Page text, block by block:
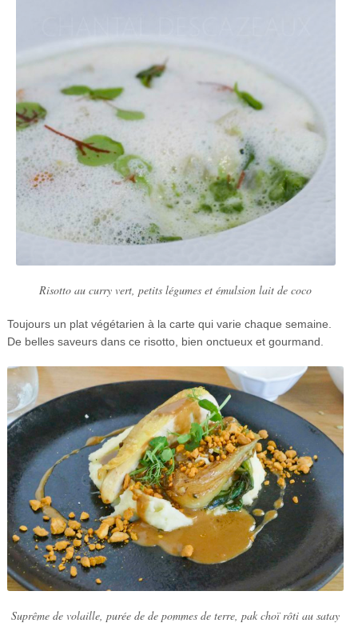
Risotto au curry vert, petits légumes et émulsion lait de coco
Toujours un plat végétarien à la carte qui varie chaque semaine.
De belles saveurs dans ce risotto, bien onctueux et gourmand.
Suprême de volaille, purée de de pommes de terre, pak choï rôti au satay